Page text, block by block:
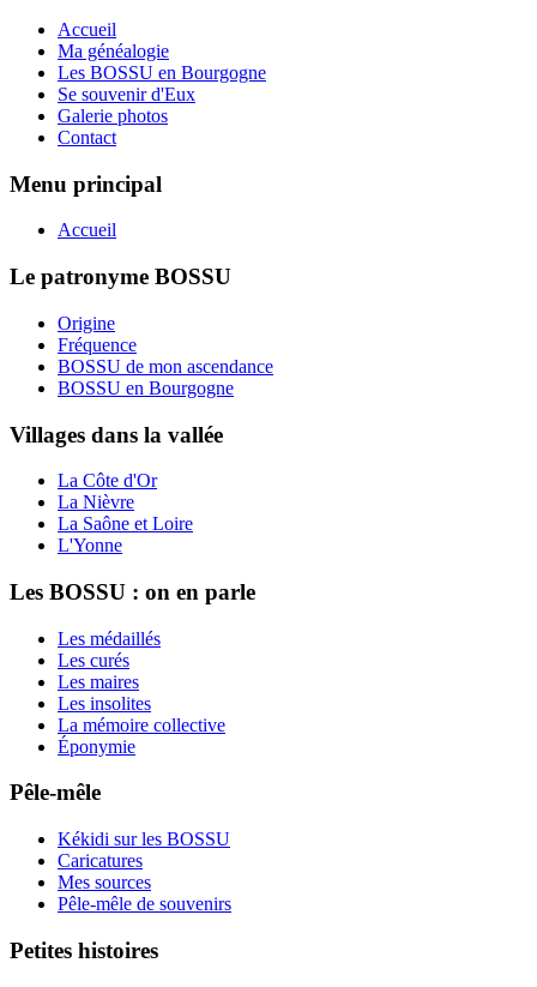
Accueil
Ma généalogie
Les BOSSU en Bourgogne
Se souvenir d'Eux
Galerie photos
Contact
Menu principal
Accueil
Le patronyme BOSSU
Origine
Fréquence
BOSSU de mon ascendance
BOSSU en Bourgogne
Villages dans la vallée
La Côte d'Or
La Nièvre
La Saône et Loire
L'Yonne
Les BOSSU : on en parle
Les médaillés
Les curés
Les maires
Les insolites
La mémoire collective
Éponymie
Pêle-mêle
Kékidi sur les BOSSU
Caricatures
Mes sources
Pêle-mêle de souvenirs
Petites histoires